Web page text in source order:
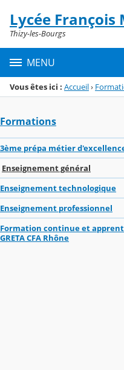
Menu de la rubrique
Contenu
Lycée François
Thizy-les-Bourgs
MENU
Vous êtes ici : Accueil›
Formations
3ème prépa métier
Enseignement général
Enseignement technologique
Enseignement professionnel
Formation continue et
GRETA CFA Rhône